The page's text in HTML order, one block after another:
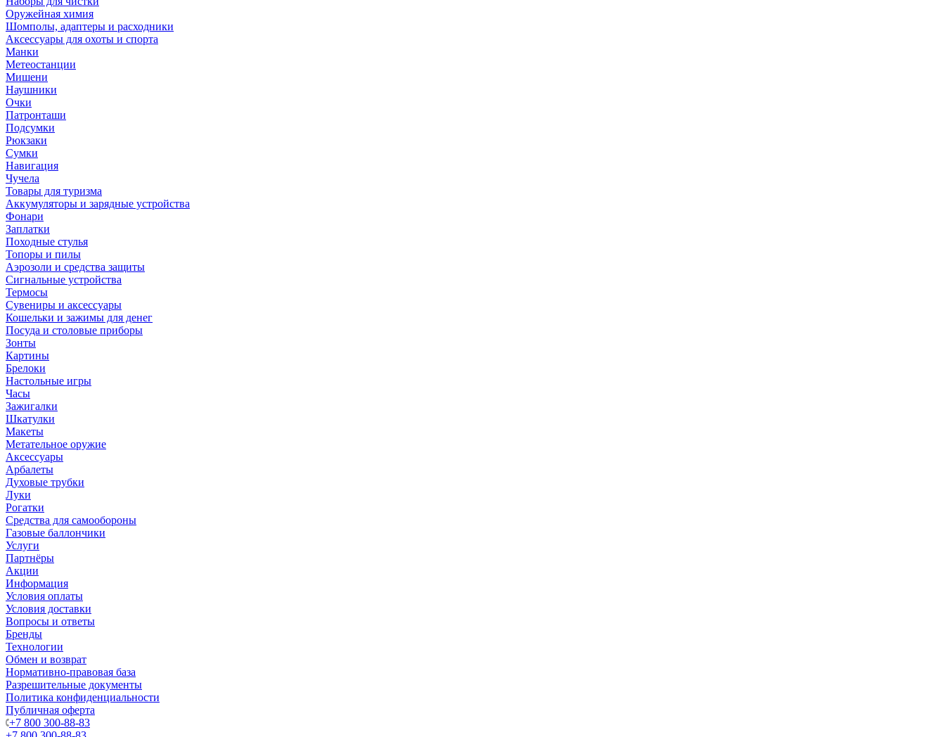
Оружейная химия
Шомполы, адаптеры и расходники
Аксессуары для охоты и спорта
Манки
Метеостанции
Мишени
Наушники
Очки
Патронташи
Подсумки
Рюкзаки
Сумки
Навигация
Чучела
Товары для туризма
Аккумуляторы и зарядные устройства
Фонари
Заплатки
Походные стулья
Топоры и пилы
Аэрозоли и средства защиты
Сигнальные устройства
Термосы
Сувениры и аксессуары
Кошельки и зажимы для денег
Посуда и столовые приборы
Зонты
Картины
Брелоки
Настольные игры
Часы
Зажигалки
Шкатулки
Макеты
Метательное оружие
Аксессуары
Арбалеты
Духовые трубки
Луки
Рогатки
Средства для самообороны
Газовые баллончики
Услуги
Партнёры
Акции
Информация
Условия оплаты
Условия доставки
Вопросы и ответы
Бренды
Технологии
Обмен и возврат
Нормативно-правовая база
Разрешительные документы
Политика конфиденциальности
Публичная оферта
+7 800 300-88-83